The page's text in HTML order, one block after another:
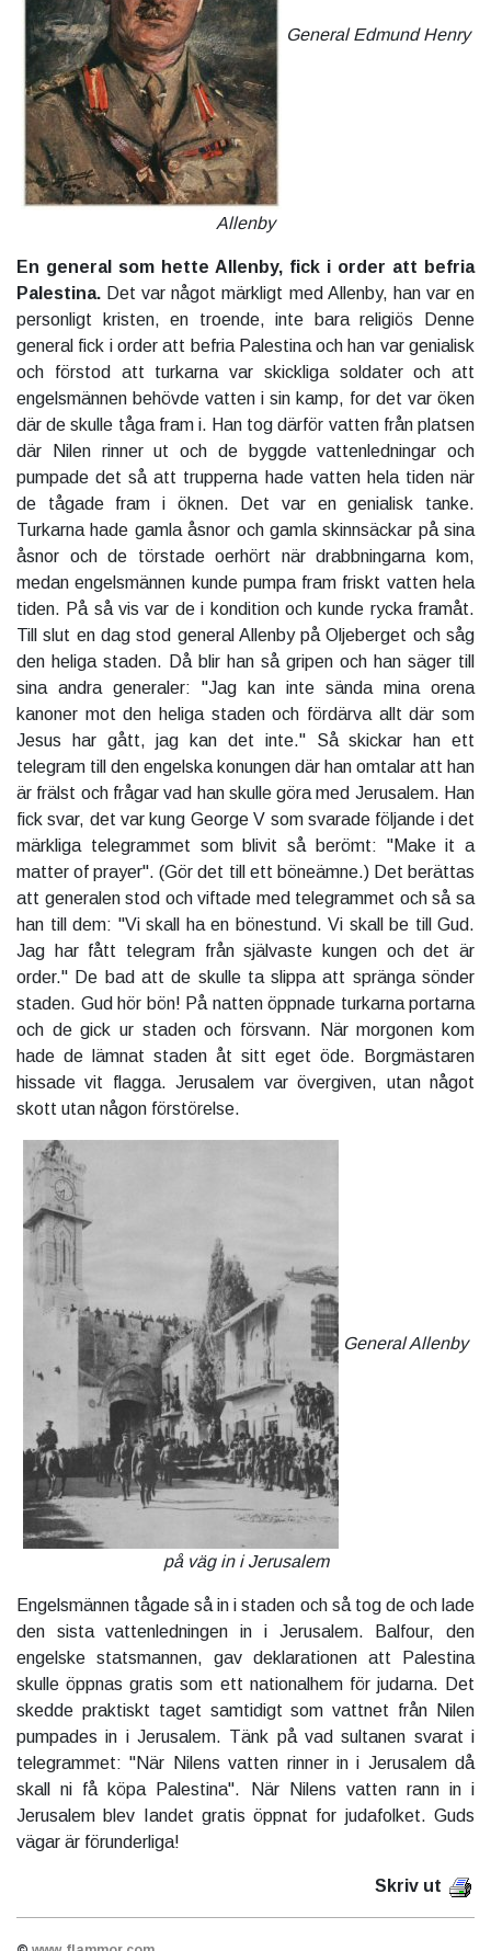
General Edmund Henry
Allenby
En general som hette Allenby, fick i order att befria
Palestina. Det var något märkligt med Allenby, han var en
personligt kristen, en troende, inte bara religiös Denne
general fick i order att befria Palestina och han var genialisk
och förstod att turkarna var skickliga soldater och att
engelsmännen behövde vatten i sin kamp, for det var öken
där de skulle tåga fram i. Han tog därför vatten från platsen
där Nilen rinner ut och de byggde vattenledningar och
pumpade det så att trupperna hade vatten hela tiden när
de tågade fram i öknen. Det var en genialisk tanke.
Turkarna hade gamla åsnor och gamla skinnsäckar på sina
åsnor och de törstade oerhört när drabbningarna kom,
medan engelsmännen kunde pumpa fram friskt vatten hela
tiden. På så vis var de i kondition och kunde rycka framåt.
Till slut en dag stod general Allenby på Oljeberget och såg
den heliga staden. Då blir han så gripen och han säger till
sina andra generaler: "Jag kan inte sända mina orena
kanoner mot den heliga staden och fördärva allt där som
Jesus har gått, jag kan det inte." Så skickar han ett
telegram till den engelska konungen där han omtalar att han
är frälst och frågar vad han skulle göra med Jerusalem. Han
fick svar, det var kung George V som svarade följande i det
märkliga telegrammet som blivit så berömt: "Make it a
matter of prayer". (Gör det till ett böneämne.) Det berättas
att generalen stod och viftade med telegrammet och så sa
han till dem: "Vi skall ha en bönestund. Vi skall be till Gud.
Jag har fått telegram från självaste kungen och det är
order." De bad att de skulle ta slippa att spränga sönder
staden. Gud hör bön! På natten öppnade turkarna portarna
och de gick ur staden och försvann. När morgonen kom
hade de lämnat staden åt sitt eget öde. Borgmästaren
hissade vit flagga. Jerusalem var övergiven, utan något
skott utan någon förstörelse.
General Allenby
på väg in i Jerusalem
Engelsmännen tågade så in i staden och så tog de och lade
den sista vattenledningen in i Jerusalem. Balfour, den
engelske statsmannen, gav deklarationen att Palestina
skulle öppnas gratis som ett nationalhem för judarna. Det
skedde praktiskt taget samtidigt som vattnet från Nilen
pumpades in i Jerusalem. Tänk på vad sultanen svarat i
telegrammet: "När Nilens vatten rinner in i Jerusalem då
skall ni få köpa Palestina". När Nilens vatten rann in i
Jerusalem blev Iandet gratis öppnat for judafolket. Guds
vägar är förunderliga!
Skriv ut